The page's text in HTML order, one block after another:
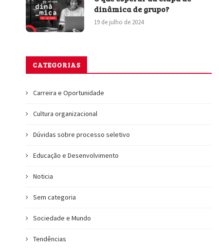
dinâmica de grupo?
19 de julho de 2024
CATEGORIAS
Carreira e Oportunidade
Cultura organizacional
Dúvidas sobre processo seletivo
Educação e Desenvolvimento
Noticia
Sem categoria
Sociedade e Mundo
Tendências